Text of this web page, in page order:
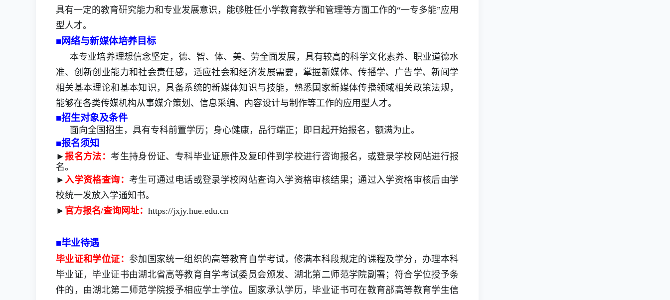
具有一定的教育研究能力和专业发展意识，能够胜任小学教育教学和管理等方面工作的“一专多能”应用
型人才。
■网络与新媒体培养目标
本专业培养理想信念坚定，德、智、体、美、劳全面发展，具有较高的科学文化素养、职业道德水
准、创新创业能力和社会责任感，适应社会和经济发展需要，掌握新媒体、传播学、广告学、新闻学
相关基本理论和基本知识，具备系统的新媒体知识与技能，熟悉国家新媒体传播领域相关政策法规，
能够在各类传媒机构从事媒介策划、信息采编、内容设计与制作等工作的应用型人才。
■招生对象及条件
面向全国招生，具有专科前置学历；身心健康，品行端正；即日起开始报名，额满为止。
■报名须知
► 报名方法： 考生持身份证、 专科毕业证原件及复印件到 学校进行咨询报名 ，或登录学校网站进行报
名。
► 入学资格查询： 考生可通过电话或登录学校网站查询入学资格审核结果；通过入学资格审核后由学
校统一发放入学通知书。
► 官方报名/查询网址： https://jxjy.hue.edu.cn
■毕业待遇
毕业证和学位证： 参加国家统一组织的高等教育自学考试，修满本科段规定的课程及学分，办理本科
毕业证，毕业证书由湖北省高等教育自学考试委员会颁发、湖北第二师范学院副署；符合学位授予条
件的，由湖北第二师范学院授予相应学士学位。国家承认学历，毕业证书可在教育部高等教育学生信